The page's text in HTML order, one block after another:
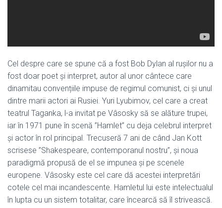
Cel despre care se spune că a fost Bob Dylan al rușilor nu a
fost doar poet și interpret, autor al unor cântece care
dinamitau convențiile impuse de regimul comunist, ci și unul
dintre marii actori ai Rusiei. Yuri Lyubimov, cel care a creat
teatrul Taganka, l-a invitat pe Vâsosky să se alăture trupei,
iar în 1971 pune în scenă ”Hamlet” cu deja celebrul interpret
și actor în rol principal. Trecuseră 7 ani de când Jan Kott
scrisese ”Shakespeare, contemporanul nostru”, și noua
paradigmă propusă de el se impunea și pe scenele
europene. Vâsosky este cel care dă acestei interpretări
cotele cel mai incandescente. Hamletul lui este intelectualul
în lupta cu un sistem totalitar, care încearcă să îl strivească.